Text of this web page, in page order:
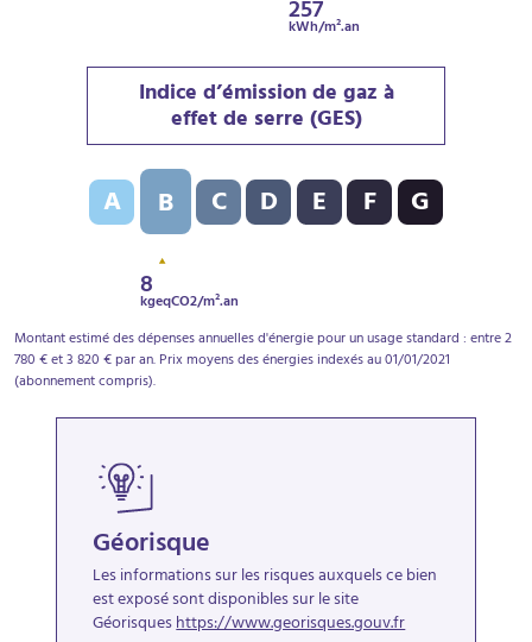
257
kWh/m².an
Indice d’émission de gaz à
effet de serre (GES)
Indice d’émission de gaz à effet de serre (GES) : B - 8
A B
8
kgeqCO2/m².an
C D E F G
Montant estimé des dépenses annuelles d'énergie pour un usage standard : entre 2
780 € et 3 820 € par an. Prix moyens des énergies indexés au 01/01/2021
(abonnement compris).
Géorisque
Les informations sur les risques auxquels ce bien
est exposé sont disponibles sur le site
Géorisqueshttps://www.georisques.gouv.fr